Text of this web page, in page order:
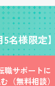
5名様限定
職サポートに
（無料相談）